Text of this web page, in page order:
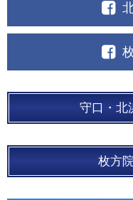
守口・北
枚方